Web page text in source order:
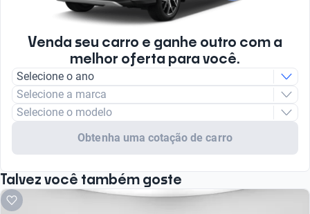
Venda seu carro e ganhe outro com a
melhor oferta para você.
Selecione o ano
Selecione a marca
Selecione o modelo
Obtenha uma cotação de carro
Talvez você também goste